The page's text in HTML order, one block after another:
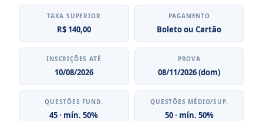
TAXA SUPERIOR
R$ 140,00
PAGAMENTO
Boleto ou Cartão
INSCRIÇÕES ATÉ
10/08/2026
PROVA
08/11/2026 (dom)
QUESTÕES FUND.
45 · mín. 50%
QUESTÕES MÉDIO/SUP.
50 · mín. 50%